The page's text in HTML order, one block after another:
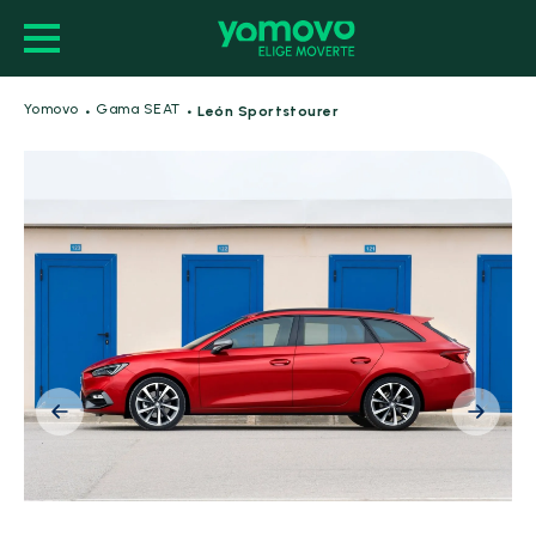
Yomovo · Gama SEAT · León Sportstourer